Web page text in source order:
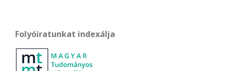
Folyóiratunkat indexálja